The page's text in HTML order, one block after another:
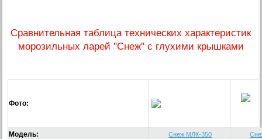
Сравнительная таблица технических характеристик
морозильных ларей "Снеж" с глухими крышками
Фото:
Модель: Снеж МЛК-350